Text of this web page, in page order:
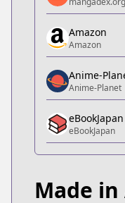
https://
Amazon
Amazon
https://
Anime-Planet
Anime-Planet
https://
eBookJapan
eBookJapan
Official Raw
Amazon
Amazon
Anime-
Anime-Planet
eBookJapan
eBookJapan
Made in